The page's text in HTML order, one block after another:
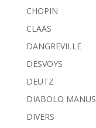
CHOPIN
CLAAS
DANGREVILLE
DESVOYS
DEUTZ
DIABOLO MANUS
DIVERS